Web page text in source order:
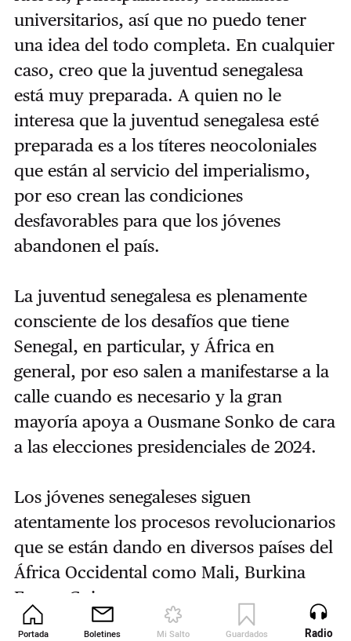
Portada Boletines Mi Salto Guardados Revista
universitarios, así que no puedo tener
una idea del todo completa. En cualquier
caso, creo que la juventud senegalesa
está muy preparada. A quien no le
interesa que la juventud senegalesa esté
preparada es a los títeres neocoloniales
que están al servicio del imperialismo,
por eso crean las condiciones
desfavorables para que los jóvenes
abandonen el país.
La juventud senegalesa es plenamente
consciente de los desafíos que tiene
Senegal, en particular, y África en
general, por eso salen a manifestarse a la
calle cuando es necesario y la gran
mayoría apoya a Ousmane Sonko de cara
a las elecciones presidenciales de 2024.
Los jóvenes senegaleses siguen
atentamente los procesos revolucionarios
que se están dando en diversos países del
África Occidental como Mali, Burkina
Faso o Guinea.
Radio